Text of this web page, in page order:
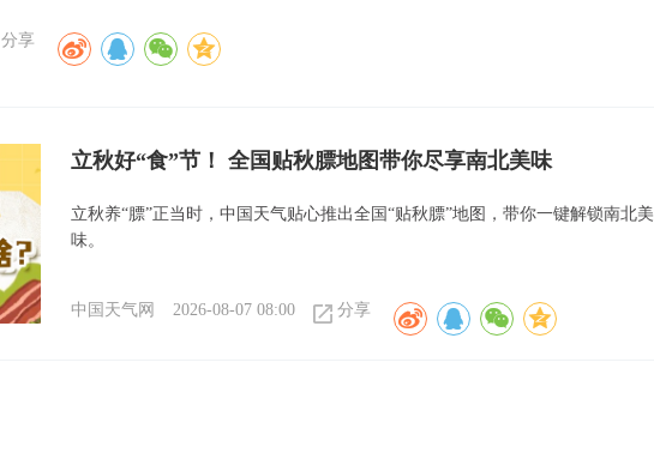
分享
立秋好“食”节！ 全国贴秋膘地图带你尽享南北美味
立秋养“膘”正当时，中国天气贴心推出全国“贴秋膘”地图，带你一键解锁南北美
味。
中国天气网 2026-08-07 08:00 分享